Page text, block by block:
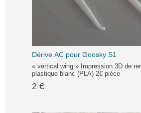
Dérive AC pour Goosky S1
« vertical wing » Impression 3D de
plastique blanc (PLA) 2€ pièce
2 €